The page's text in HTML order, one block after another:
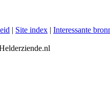
| Site index | Interessante